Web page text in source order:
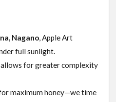
Nagano , Apple Art
full sunlight.
allows for greater complexity
maximum honey—we time